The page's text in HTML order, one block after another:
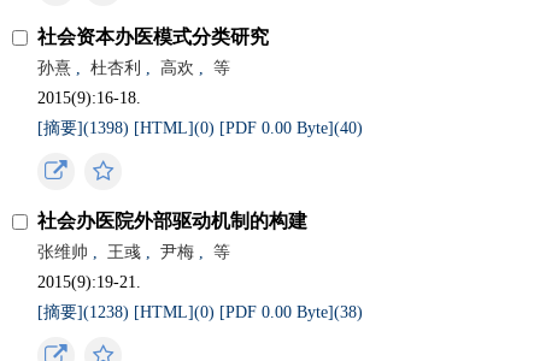
社会资本办医模式分类研究
孙熹 , 杜杏利 , 高欢 ,
等
2015(9):16-18.
[摘要](1398) [HTML](0) [PDF 0.00 Byte](40)
社会办医院外部驱动机制的构建
张维帅 , 王彧 , 尹梅 ,
等
2015(9):19-21.
[摘要](1238) [HTML](0) [PDF 0.00 Byte](38)